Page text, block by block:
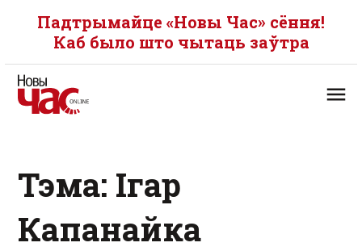
Падтрымайце «Новы Час» сёння!
Каб было што чытаць заўтра
Тэма: Ігар
Капанайка